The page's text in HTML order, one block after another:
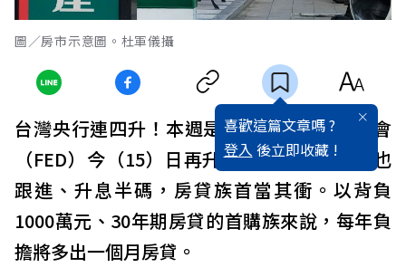
圖／房市示意圖。杜軍儀攝
喜歡這篇文章嗎 ?
登入 後立即收藏 !
台灣央行連四升！本週是超級央行週，聯準會
（FED）今（15）日再升息兩碼，台灣央行也
跟進、升息半碼，房貸族首當其衝。以背負
1000萬元、30年期房貸的首購族來說，每年負
擔將多出一個月房貸。